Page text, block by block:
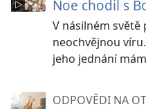
Noe chodil s
V násilném
neochvějnou
jeho jednání
ODPOVĚDI NA